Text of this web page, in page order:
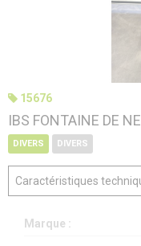
15676
IBS FONTAINE DE
DIVERS DIVERS
Caractéristiques
Marque :